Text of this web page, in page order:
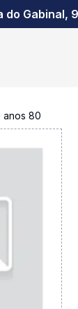
do Gabinal,
anos 80